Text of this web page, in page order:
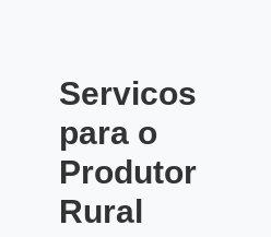
Servicos
para o
Produtor
Rural